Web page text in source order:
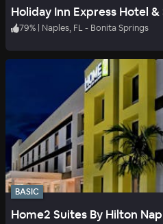
Holiday Inn Express Hotel
79% | Naples, FL - Bonita Springs
BASIC